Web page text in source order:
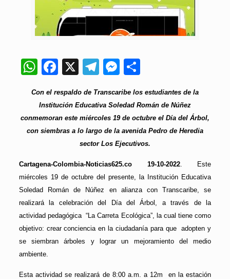
WhatsApp
Facebook
X Telegram
Messenger
Compartir
Con el respaldo de Transcaribe los estudiantes de la
Institución Educativa Soledad Román de Núñez
conmemoran este miércoles 19 de octubre el Día del Árbol,
con siembras a lo largo de la avenida Pedro de Heredia
sector Los Ejecutivos.
Cartagena-Colombia-Noticias625.co 19-10-2022. Este
miércoles 19 de octubre del presente, la Institución Educativa
Soledad Román de Núñez en alianza con Transcaribe, se
realizará la celebración del Día del Árbol, a través de la
actividad pedagógica “La Carreta Ecológica”, la cual tiene como
objetivo: crear conciencia en la ciudadanía para que adopten y
se siembran árboles y lograr un mejoramiento del medio
ambiente.
Esta actividad se realizará de 8:00 a.m. a 12m en la estación